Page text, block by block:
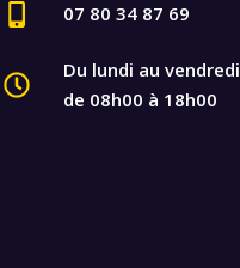
07 80 34 87 69
Du lundi au vendredi
de 08h00 à 18h00